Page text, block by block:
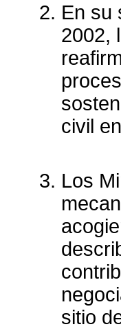
En su
2002,
civil
Los
sitio